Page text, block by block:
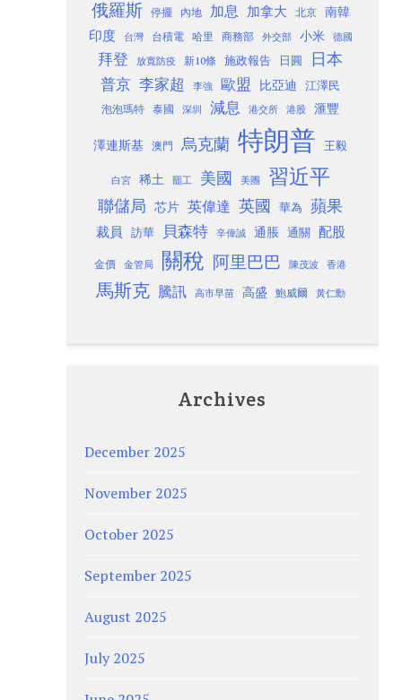
俄羅斯 停擺 內地 加息 加拿大 北京
南韓
印度
台灣 台積電 哈里 商務部 外交部 小米 德國
拜登 放寬防疫 新10條 施政報告 日圓 日本
普京 李家超 李強 歐盟 比亞迪 江澤民
泡泡瑪特 泰國 深圳 減息 港交所 港股 滙豐
澤連斯基 澳門 烏克蘭 特朗普 王毅
白宮 稀土 罷工 美國 美團 習近平
聯儲局 芯片 英偉達 英國 華為 蘋果
裁員 訪華 貝森特 辛偉誠 通脹 通關 配股
金價 金管局 關稅 阿里巴巴 陳茂波 香港
馬斯克 騰訊 高市早苗 高盛 鮑威爾 黃仁勳
Archives
December 2025
November 2025
October 2025
September 2025
August 2025
July 2025